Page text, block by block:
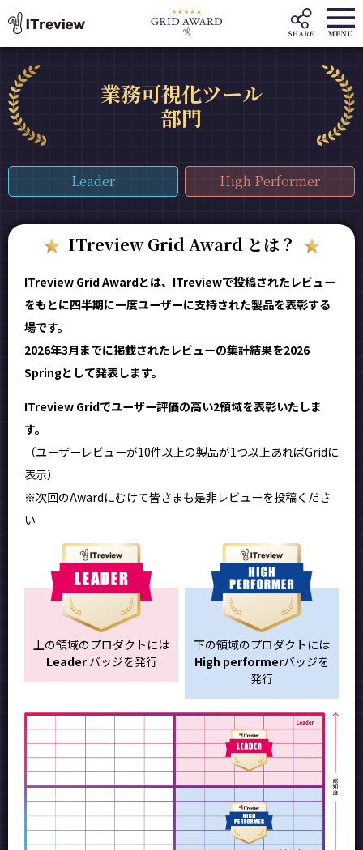
業務可視化ツール
部門
Leader High Performer
ITreview Grid Award とは？
ITreview Grid Awardとは、ITreviewで投稿されたレビュー
をもとに四半期に一度ユーザーに支持された製品を表彰する
場です。
2026年3月までに掲載されたレビューの集計結果を2026
Springとして発表します。
ITreview Gridでユーザー評価の高い2領域を表彰いたしま
す。
（ユーザーレビューが10件以上の製品が1つ以上あればGridに
表示）
※次回のAwardにむけて皆さまも是非レビューを投稿くださ
い
上の領域のプロダクトには
Leaderバッジを発行
下の領域のプロダクトには
High performerバッジを
発行